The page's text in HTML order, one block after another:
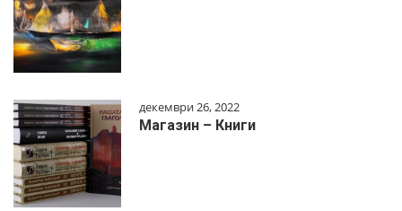
декември 26, 2022
Магазин – Книги